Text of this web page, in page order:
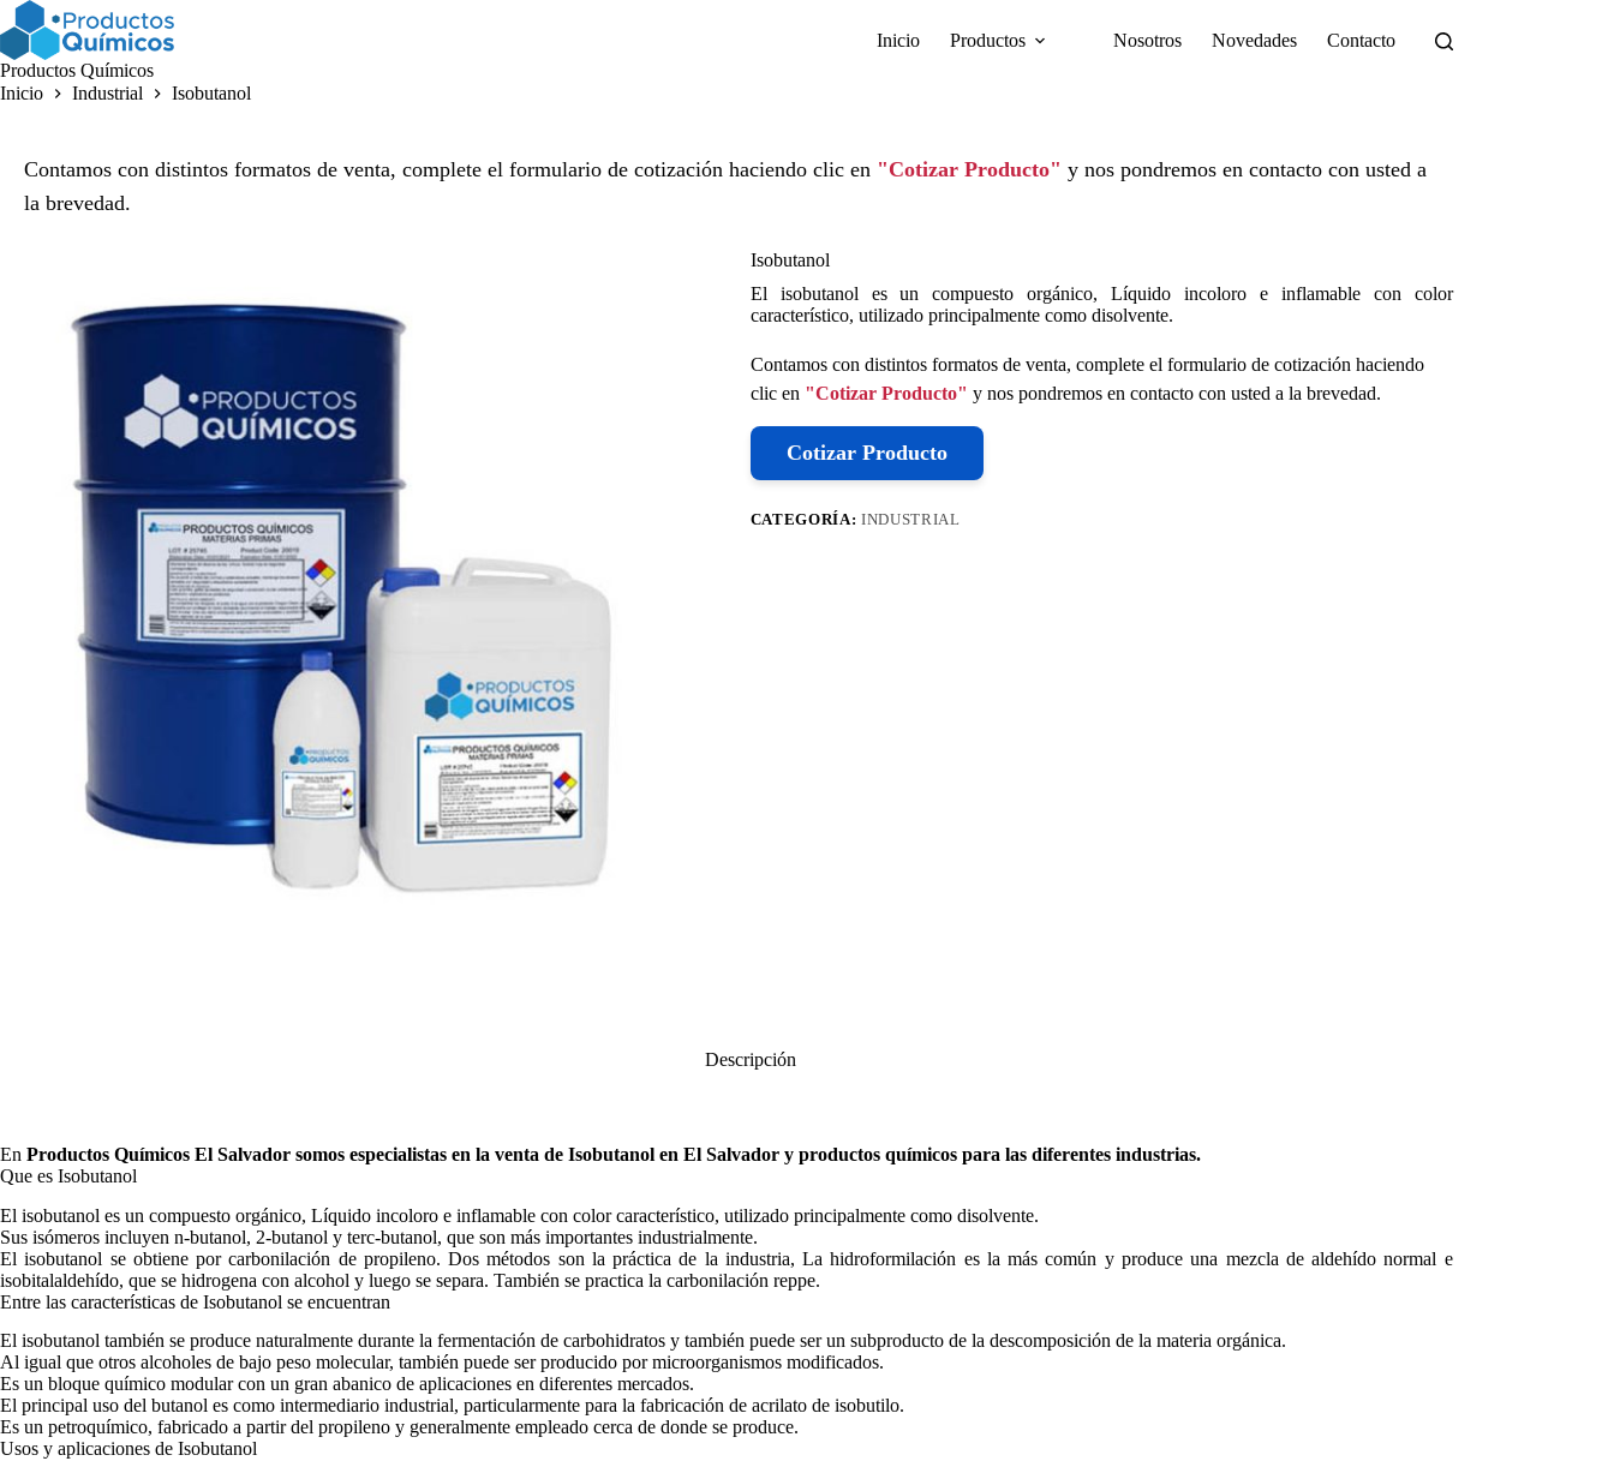
Saltar
al
contenido
Productos Químicos
Inicio Productos Nosotros Novedades Contacto
Inicio Industrial Isobutanol
Contamos con distintos formatos de venta, complete el formulario de cotización haciendo clic en "Cotizar Producto" y nos pondremos en contacto con usted a
la brevedad.
Isobutanol
El isobutanol es un compuesto orgánico, Líquido incoloro e inflamable con color
característico, utilizado principalmente como disolvente.
Contamos con distintos formatos de venta, complete el formulario de cotización haciendo
clic en "Cotizar Producto" y nos pondremos en contacto con usted a la brevedad.
Cotizar Producto
CATEGORÍA: INDUSTRIAL
Descripción
En Productos Químicos El Salvador somos especialistas en la venta de Isobutanol en El Salvador y productos químicos para las diferentes industrias.
Que es Isobutanol
El isobutanol es un compuesto orgánico, Líquido incoloro e inflamable con color característico, utilizado principalmente como disolvente.
Sus isómeros incluyen n-butanol, 2-butanol y terc-butanol, que son más importantes industrialmente.
El isobutanol se obtiene por carbonilación de propileno. Dos métodos son la práctica de la industria, La hidroformilación es la más común y produce una mezcla de aldehído normal e
isobitalaldehído, que se hidrogena con alcohol y luego se separa. También se practica la carbonilación reppe.
Entre las características de Isobutanol se encuentran
El isobutanol también se produce naturalmente durante la fermentación de carbohidratos y también puede ser un subproducto de la descomposición de la materia orgánica.
Al igual que otros alcoholes de bajo peso molecular, también puede ser producido por microorganismos modificados.
Es un bloque químico modular con un gran abanico de aplicaciones en diferentes mercados.
El principal uso del butanol es como intermediario industrial, particularmente para la fabricación de acrilato de isobutilo.
Es un petroquímico, fabricado a partir del propileno y generalmente empleado cerca de donde se produce.
Usos y aplicaciones de Isobutanol